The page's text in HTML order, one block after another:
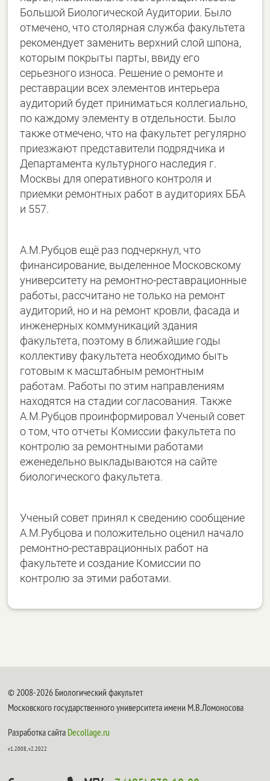
Большой Биологической Аудитории. Было
отмечено, что столярная служба факультета
рекомендует заменить верхний слой шпона,
которым покрыты парты, ввиду его
серьезного износа. Решение о ремонте и
реставрации всех элементов интерьера
аудиторий будет приниматься коллегиально,
по каждому элементу в отдельности. Было
также отмечено, что на факультет регулярно
приезжают представители подрядчика и
Департамента культурного наследия г.
Москвы для оперативного контроля и
приемки ремонтных работ в аудиториях ББА
и 557.
А.М.Рубцов ещё раз подчеркнул, что
финансирование, выделенное Московскому
университету на ремонтно-реставрационные
работы, рассчитано не только на ремонт
аудиторий, но и на ремонт кровли, фасада и
инженерных коммуникаций здания
факультета, поэтому в ближайшие годы
коллективу факультета необходимо быть
готовым к масштабным ремонтным
работам. Работы по этим направлениям
находятся на стадии согласования. Также
А.М.Рубцов проинформировал Ученый совет
о том, что отчеты Комиссии факультета по
контролю за ремонтными работами
еженедельно выкладываются на сайте
биологического факультета.
Ученый совет принял к сведению сообщение
А.М.Рубцова и положительно оценил начало
ремонтно-реставрационных работ на
факультете и создание Комиссии по
контролю за этими работами.
© 2008-2026 Биологический факультет
Московского государственного университета имени М.В.Ломоносова
Разработка сайта Decollage.ru
v1.2008, v2.2022